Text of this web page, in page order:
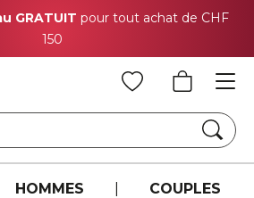
GRATUIT pour tout achat de CHF
150
HOMMES COUPLES